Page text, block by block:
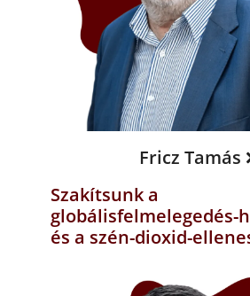
Fricz Tamás
Szakítsunk a
globálisfelmelegedés-
és a szén-dioxid-